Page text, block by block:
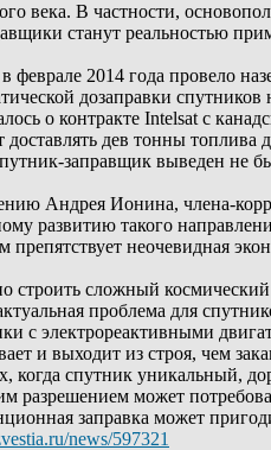
века. В частности,
станут реальностью
феврале 2014 года провело
дозаправки
о контракте Intelsat с
доставлять дев тонны топлива
заправщик выведен не
Андрея Ионина, члена-
развитию такого
препятствует неочевидная
строить сложный космический
проблема для
с электрореактивными
и выходит из строя, чем
когда спутник уникальный,
разрешением может
заправка может
news/597321